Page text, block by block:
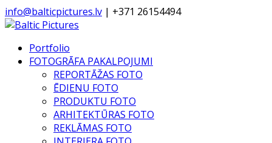
info@balticpictures.lv | +371 26154494
Portfolio
FOTOGRĀFA PAKALPOJUMI
REPORTĀŽAS FOTO
ĒDIENU FOTO
PRODUKTU FOTO
ARHITEKTŪRAS FOTO
REKLĀMAS FOTO